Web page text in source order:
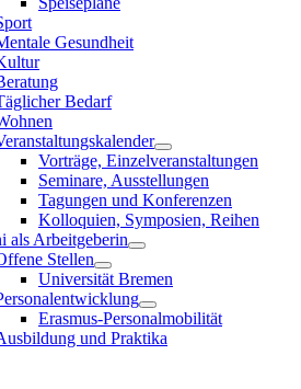
Gesundheit
Bedarf
Vorträge, Einzelveranstaltungen
Seminare, Ausstellungen
Tagungen und Konferenzen
Kolloquien, Symposien, Reihen
als Arbeitgeberin
Stellen
Universität Bremen
Erasmus-Personalmobilität
und Praktika